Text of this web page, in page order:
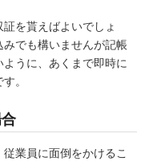
を貰えばよいでしょ
でも構いませんが記帳
うに、あくまで即時に
。
業員に面倒をかけるこ